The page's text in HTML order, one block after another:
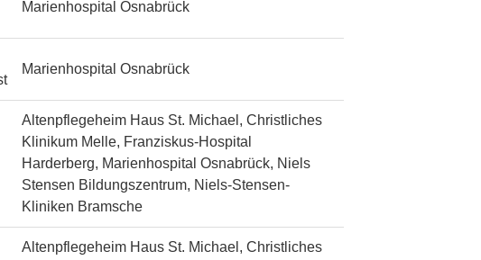
Marienhospital Osnabrück
Marienhospital Osnabrück
Altenpflegeheim Haus St. Michael, Christliches
Klinikum Melle, Franziskus-Hospital
Harderberg, Marienhospital Osnabrück, Niels
Stensen Bildungszentrum, Niels-Stensen-
Kliniken Bramsche
Altenpflegeheim Haus St. Michael, Christliches